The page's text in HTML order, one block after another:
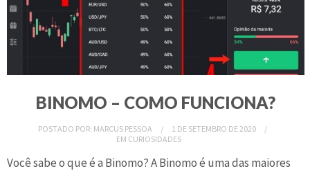
BINOMO – COMO FUNCIONA?
POSTADO POR: MARCUS PESSOA
1 DE SETEMBRO DE 2020
EM CURIOSIDADES
Você sabe o que é a Binomo? A Binomo é uma das maiores